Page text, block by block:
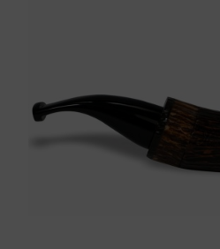
Limpadores para Cachimbo
Bolsas para Cachimbo